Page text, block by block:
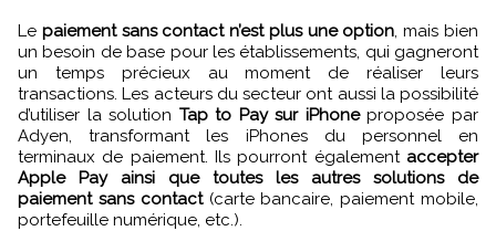
Le paiement sans contact n’est plus une option, mais bien
un besoin de base pour les établissements, qui gagneront
un temps précieux au moment de réaliser leurs
transactions. Les acteurs du secteur ont aussi la possibilité
d’utiliser la solution Tap to Pay sur iPhoneproposée par
Adyen, transformant les iPhones du personnel en
terminaux de paiement. Ils pourront également accepter
Apple Pay ainsi que toutes les autres solutions de
paiement sans contact(carte bancaire, paiement mobile,
portefeuille numérique, etc.).